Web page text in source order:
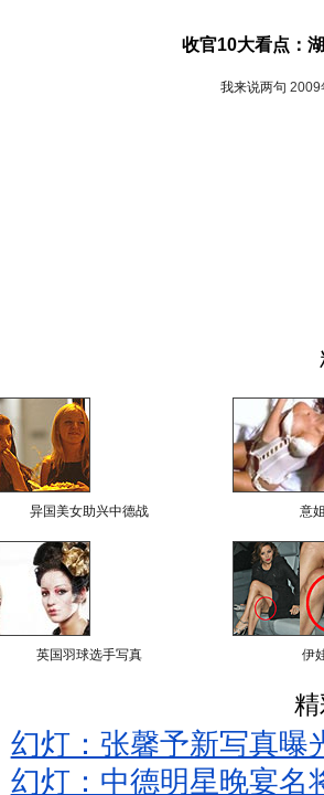
收官10大看点：
我来说两句 2009
异国美女助兴中德战 意
英国羽球选手写真 伊
幻灯：张馨予新写真曝
幻灯：中德明星晚宴名